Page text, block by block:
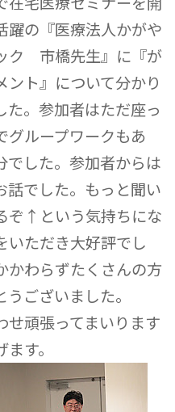
躍の『医療法人かがや
ク 市橋先生』に『が
ト』について分かり
。参加者はただ座っ
グループワークもあ
でした。参加者からは
話でした。もっと聞い
ぞ↑という気持ちにな
いただき大好評でし
かわらずたくさんの方
ございました。
せ頑張ってまいります
す。